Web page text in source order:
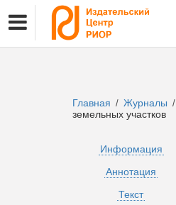
Главная / Журналы /
земельных участков
Информация
Аннотация
Текст